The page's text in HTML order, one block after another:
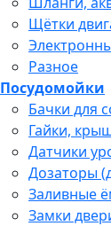
Щётки
Разное
Посудомойки
Бачки для
Гайки,
Датчики
Дозаторы
Заливные
Замки